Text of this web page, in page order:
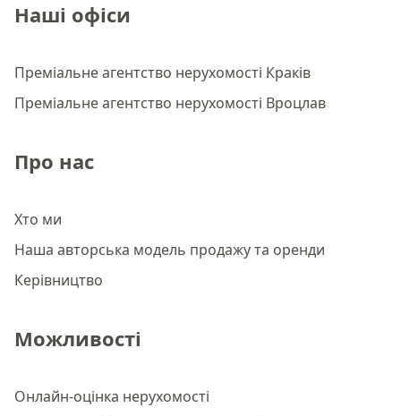
Наші офіси
Преміальне агентство нерухомості Краків
Преміальне агентство нерухомості Вроцлав
Про нас
Хто ми
Наша авторська модель продажу та оренди
Керівництво
Можливості
Онлайн-оцінка нерухомості